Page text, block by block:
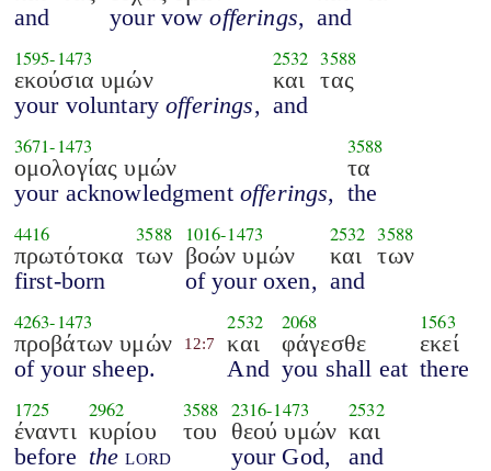
and
your vowofferings, and
1595-1473
εκούσια υμών
your voluntaryofferings,
2532
και
and
3588
τας
3671-1473
ομολογίας υμών
your acknowledgment offerings,
3588
τα
the
4416
πρωτότοκα
first-born
3588
των
1016-1473
βοών υμών
of your oxen,
2532
και
and
3588
των
4263-1473
προβάτων υμών
of your sheep.
12:7
2532
και
And
2068
φάγεσθε
you shall eat
1563
εκεί
there
1725
έναντι
before
2962
κυρίου
the lord
3588
του
2316-1473
θεού υμών
your God,
2532
και
and